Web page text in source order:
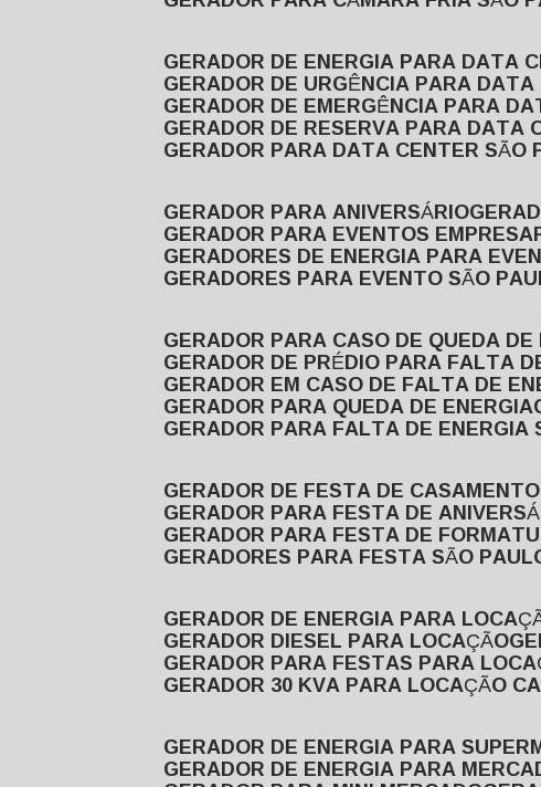
GERADOR DE ENERGIA PARA DATA
GERADOR DE URGÊNCIA PARA
GERADOR DE EMERGÊNCIA PARA
GERADOR DE RESERVA PARA DATA
GERADOR PARA DATA CENTER SÃO
GERADOR PARA ANIVERSÁRIO
GERADOR PARA EVENTOS
GERADORES DE ENERGIA PARA
GERADORES PARA EVENTO SÃO
GERADOR PARA CASO DE QUEDA
GERADOR DE PRÉDIO PARA FALTA
GERADOR EM CASO DE FALTA DE
GERADOR PARA QUEDA DE ENERGIA
GERADOR PARA FALTA DE
GERADOR DE FESTA DE CASAMENTO
GERADOR PARA FESTA DE
GERADOR PARA FESTA DE
GERADORES PARA FESTA SÃO
GERADOR DE ENERGIA PARA
GERADOR DIESEL PARA LOCAÇÃO
GERADOR PARA FESTAS PARA
GERADOR 30 KVA PARA LOCAÇÃO
GERADOR DE ENERGIA PARA
GERADOR DE ENERGIA PARA